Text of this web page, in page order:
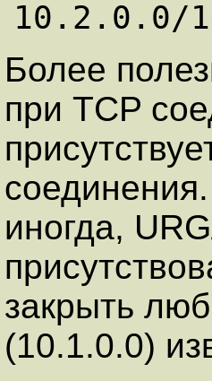
Более
при TCP
иногда,
закрыть
(10.1.0.0)